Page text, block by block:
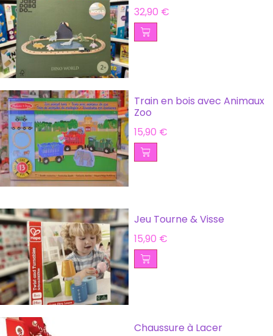
32,90 €
Train en bois avec Animaux
Zoo
15,90 €
Jeu Tourne & Visse
15,90 €
Chaussure à Lacer